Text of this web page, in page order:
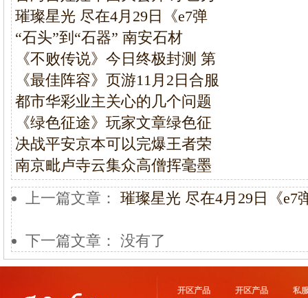
璀璨星光 尽在4月29日《e7弹
“石头”到“石器” 南安石材
《不败传说》今日终极封测 第
《最佳阵容》页游11月2日合服
都市华彩业主关心的几个问题
《绿色征途》玩家文章绿色征
决战平安京本可以完爆王者荣
南京毗卢寺云集众高僧挥毫墨
上一篇文章： 璀璨星光 尽在4月29日《e7
下一篇文章： 没有了
开区产品
开区产品
私